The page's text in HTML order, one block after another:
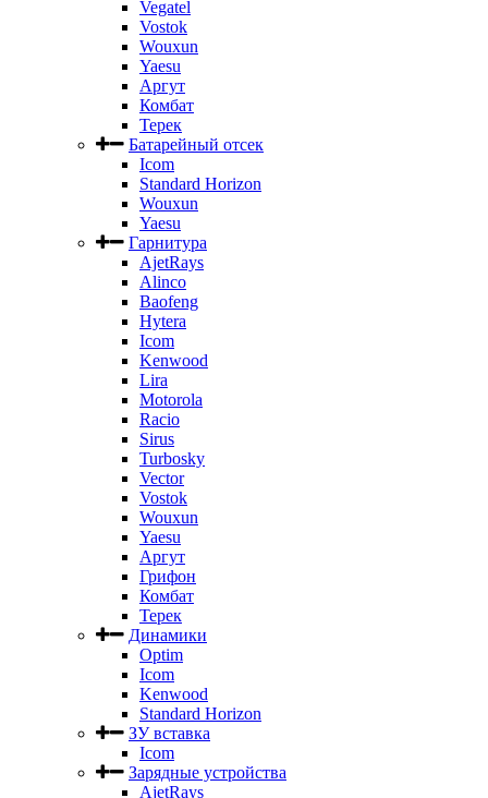
Vegatel
Vostok
Wouxun
Yaesu
Аргут
Комбат
Терек
Батарейный отсек
Icom
Standard Horizon
Wouxun
Yaesu
Гарнитура
AjetRays
Alinco
Baofeng
Hytera
Icom
Kenwood
Lira
Motorola
Racio
Sirus
Turbosky
Vector
Vostok
Wouxun
Yaesu
Аргут
Грифон
Комбат
Терек
Динамики
Optim
Icom
Kenwood
Standard Horizon
ЗУ вставка
Icom
Зарядные устройства
AjetRays